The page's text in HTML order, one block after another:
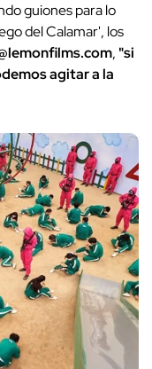
guiones para lo
del Calamar', los
, "si
agitar a la